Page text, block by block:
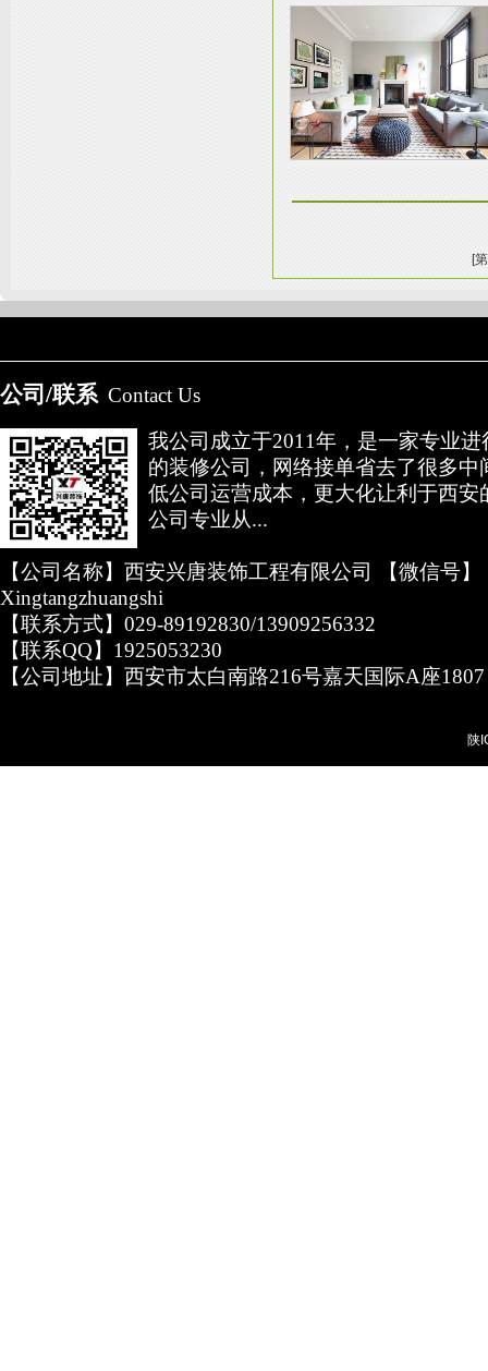
[
公司/联系 Contact Us
我公司成立于2011年，是一家专业
的装修公司，网络接单省去了很多中
低公司运营成本，更大化让利于西安
公司专业从...
【公司名称】西安兴唐装饰工程有限公司 【微信号】
Xingtangzhuangshi
【联系方式】029-89192830/13909256332
【联系QQ】1925053230
【公司地址】西安市太白南路216号嘉天国际A座1807
陕